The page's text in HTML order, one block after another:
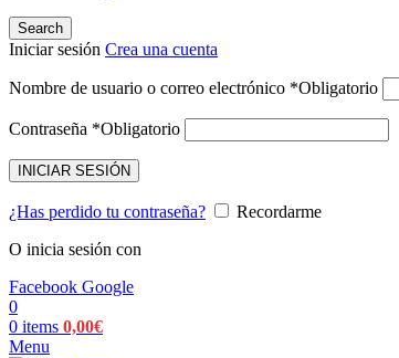
Search
Iniciar sesión Crea una cuenta
Nombre de usuario o correo electrónico *Obligatorio
Contraseña *Obligatorio
INICIAR SESIÓN
¿Has perdido tu contraseña?
Recordarme
O inicia sesión con
Facebook Google
0
0 items 0,00€
Menu